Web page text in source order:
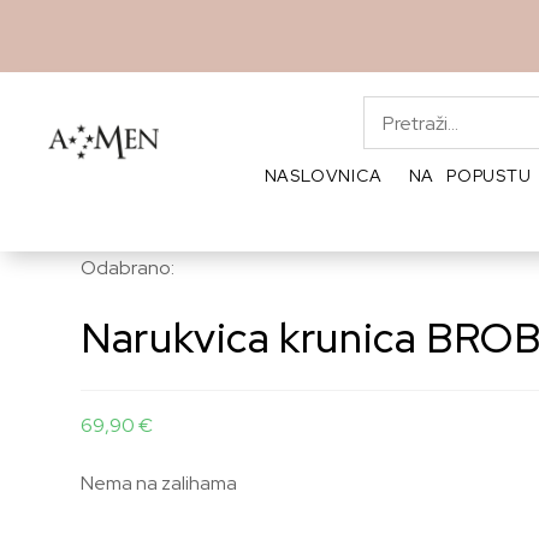
NASLOVNICA NA POPUSTU
Odabrano:
Narukvica krunica
69,90€
Nema na zalihama